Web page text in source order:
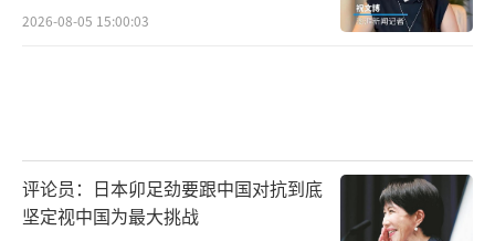
2026-08-05 15:00:03
评论员：日本卯足劲要跟中国对抗到底
坚定视中国为最大挑战